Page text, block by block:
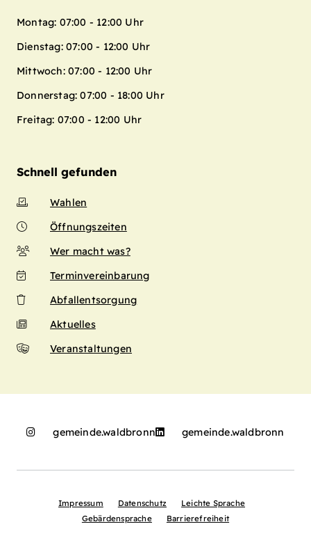
Montag: 07:00 - 12:00 Uhr
Dienstag: 07:00 - 12:00 Uhr
Mittwoch: 07:00 - 12:00 Uhr
Donnerstag: 07:00 - 18:00 Uhr
Freitag: 07:00 - 12:00 Uhr
Schnell gefunden
Wahlen
Öffnungszeiten
Wer macht was?
Terminvereinbarung
Abfallentsorgung
Aktuelles
Veranstaltungen
gemeinde.waldbronn gemeinde.waldbronn
Impressum Datenschutz
Leichte Sprache
Gebärdensprache
Barrierefreiheit